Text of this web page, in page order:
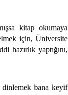
kitap okumaya
için, Üniversite
hazırlık yaptığını,
dinlemek bana keyif